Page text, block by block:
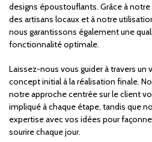
designs époustouflants. Grâce à
des artisans locaux et à notre
nous garantissons également une
fonctionnalité optimale.
Laissez-nous vous guider à travers un
concept initial à la réalisation finale.
notre approche centrée sur le client
impliqué à chaque étape, tandis que
expertise avec vos idées pour
sourire chaque jour.